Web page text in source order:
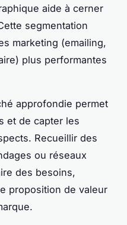
aide à cerner
segmentation
marketing (emailing,
plus performantes
approfondie permet
et de capter les
Recueillir des
ou réseaux
des besoins,
proposition de valeur